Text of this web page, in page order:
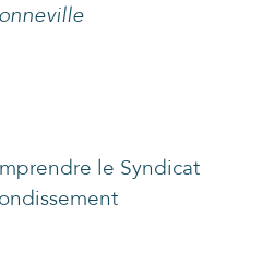
le Syndicat